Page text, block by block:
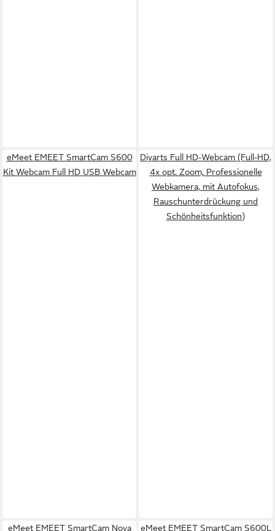
eMeet EMEET SmartCam S600
Kit Webcam Full HD USB Webcam
Diyarts Full HD-Webcam (Full-HD,
4x opt. Zoom, Professionelle
Webkamera, mit Autofokus,
Rauschunterdrückung und
Schönheitsfunktion)
eMeet EMEET SmartCam Nova
eMeet EMEET SmartCam S600L